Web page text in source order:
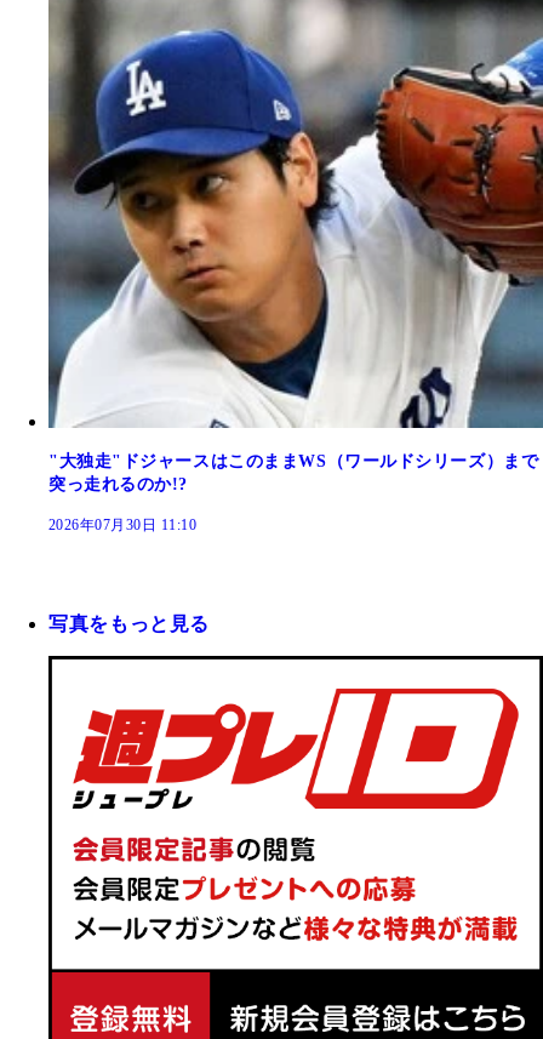
"大独走"ドジャースはこのままWS（ワールドシリーズ）まで
突っ走れるのか!?
2026年07月30日 11:10
写真をもっと見る